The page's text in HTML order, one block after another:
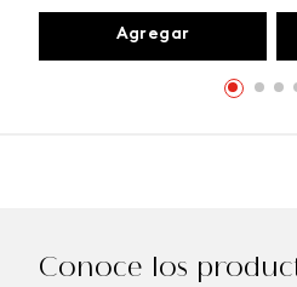
Agregar
Conoce los